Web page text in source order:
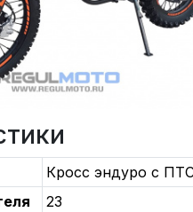
Кросс эндуро с
23